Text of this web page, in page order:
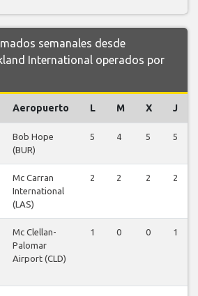
semanales desde
International operados por
Aeropuerto L M X J
Bob Hope
(BUR)
5 4 5 5
Mc Carran
International
(LAS)
2 2 2 2
Mc Clellan-
Palomar
Airport (CLD)
1 0 0 1